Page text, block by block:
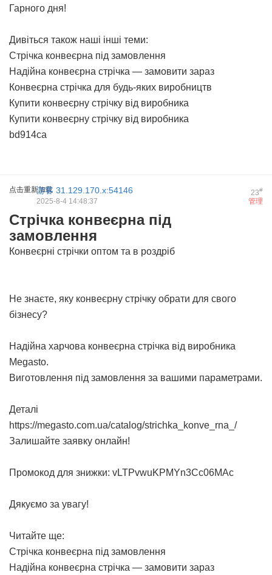
Гарного дня!
Дивіться також наші інші теми:
Стрічка конвеєрна під замовлення
Надійна конвеєрна стрічка — замовити зараз
Конвеєрна стрічка для будь-яких виробництв
Купити конвеєрну стрічку від виробника
Купити конвеєрну стрічку від виробника
bd914ca
点击重新加载 23#
游客 31.129.170.x:54146
管理
2025-8-4 14:48:37
Стрічка конвеєрна під
замовлення
Конвеєрні стрічки оптом та в роздріб
Не знаєте, яку конвеєрну стрічку обрати для свого
бізнесу?
Надійна харчова конвеєрна стрічка від виробника
Megasto.
Виготовлення під замовлення за вашими параметрами.
Деталі
https://megasto.com.ua/catalog/strichka_konve_rna_/
Залишайте заявку онлайн!
Промокод для знижки: vLTPvwuKPMYn3Cc06MAc
Дякуємо за увагу!
Читайте ще:
Стрічка конвеєрна під замовлення
Надійна конвеєрна стрічка — замовити зараз